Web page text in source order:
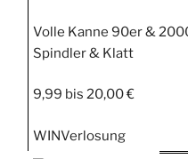
Volle Kanne 90er &
Spindler & Klatt
9,99 bis 20,00 €
WINVerlosung